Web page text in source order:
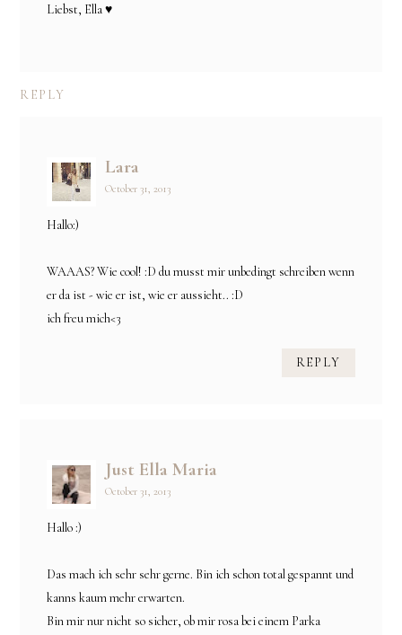
Liebst, Ella ♥
REPLY
Lara
October 31, 2013
Hallo:)
WAAAS? Wie cool! :D du musst mir unbedingt schreiben wenn
er da ist - wie er ist, wie er aussieht.. :D
ich freu mich<3
REPLY
Just Ella Maria
October 31, 2013
Hallo :)
Das mach ich sehr sehr gerne. Bin ich schon total gespannt und
kanns kaum mehr erwarten.
Bin mir nur nicht so sicher, ob mir rosa bei einem Parka